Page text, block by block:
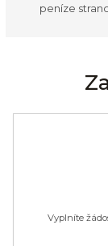
peníze
Vyplníte